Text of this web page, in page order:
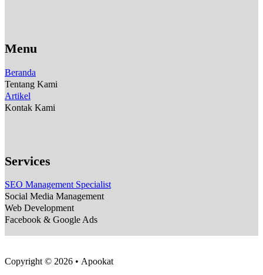
Menu
Beranda
Tentang Kami
Artikel
Kontak Kami
Services
SEO Management Specialist
Social Media Management
Web Development
Facebook & Google Ads
Copyright © 2026 • Apookat